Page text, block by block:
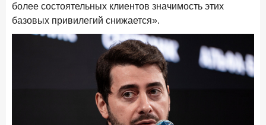
более состоятельных клиентов значимость этих
базовых привилегий снижается».